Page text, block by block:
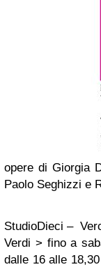
opere di Giorgia
Paolo Seghizzi e
StudioDieci –
Verdi > fino a
dalle 16 alle